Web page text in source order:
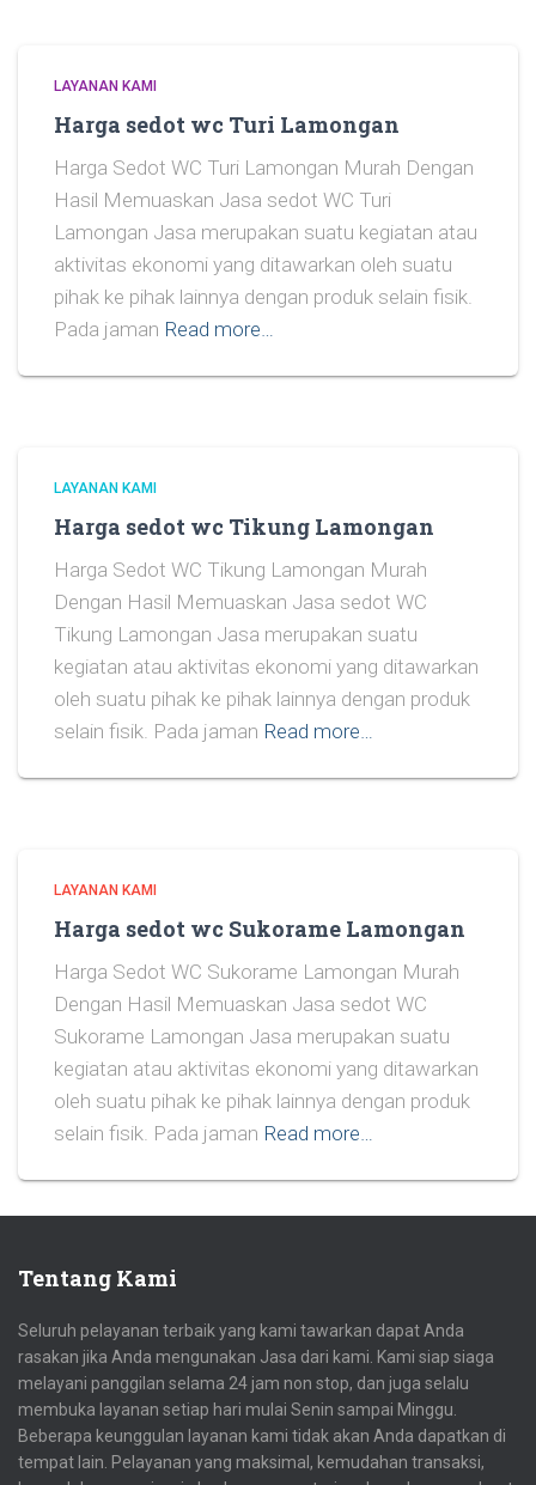
LAYANAN KAMI
Harga sedot wc Turi Lamongan
Harga Sedot WC Turi Lamongan Murah Dengan
Hasil Memuaskan Jasa sedot WC Turi
Lamongan Jasa merupakan suatu kegiatan atau
aktivitas ekonomi yang ditawarkan oleh suatu
pihak ke pihak lainnya dengan produk selain fisik.
Pada jaman Read more…
LAYANAN KAMI
Harga sedot wc Tikung Lamongan
Harga Sedot WC Tikung Lamongan Murah
Dengan Hasil Memuaskan Jasa sedot WC
Tikung Lamongan Jasa merupakan suatu
kegiatan atau aktivitas ekonomi yang ditawarkan
oleh suatu pihak ke pihak lainnya dengan produk
selain fisik. Pada jaman Read more…
LAYANAN KAMI
Harga sedot wc Sukorame Lamongan
Harga Sedot WC Sukorame Lamongan Murah
Dengan Hasil Memuaskan Jasa sedot WC
Sukorame Lamongan Jasa merupakan suatu
kegiatan atau aktivitas ekonomi yang ditawarkan
oleh suatu pihak ke pihak lainnya dengan produk
selain fisik. Pada jaman Read more…
Tentang Kami
Seluruh pelayanan terbaik yang kami tawarkan dapat Anda
rasakan jika Anda mengunakan Jasa dari kami. Kami siap siaga
melayani panggilan selama 24 jam non stop, dan juga selalu
membuka layanan setiap hari mulai Senin sampai Minggu.
Beberapa keunggulan layanan kami tidak akan Anda dapatkan di
tempat lain. Pelayanan yang maksimal, kemudahan transaksi,